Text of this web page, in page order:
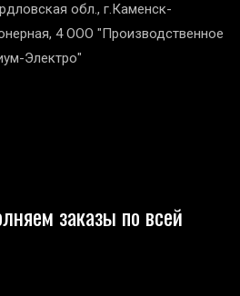
обл., г.Каменск-
4 ООО "Производственное
Электро"
заказы по всей